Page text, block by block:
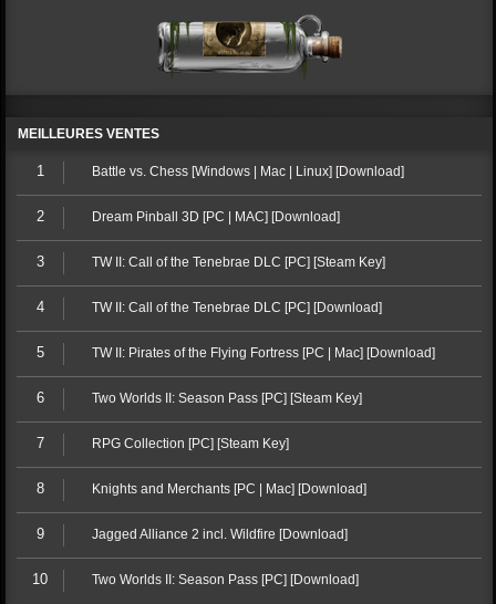
MEILLEURES VENTES
1 Battle vs. Chess [Windows | Mac | Linux] [Download]
2 Dream Pinball 3D [PC | MAC] [Download]
3 TW II: Call of the Tenebrae DLC [PC] [Steam Key]
4 TW II: Call of the Tenebrae DLC [PC] [Download]
5 TW II: Pirates of the Flying Fortress [PC | Mac] [Download]
6 Two Worlds II: Season Pass [PC] [Steam Key]
7 RPG Collection [PC] [Steam Key]
8 Knights and Merchants [PC | Mac] [Download]
9 Jagged Alliance 2 incl. Wildfire [Download]
10 Two Worlds II: Season Pass [PC] [Download]